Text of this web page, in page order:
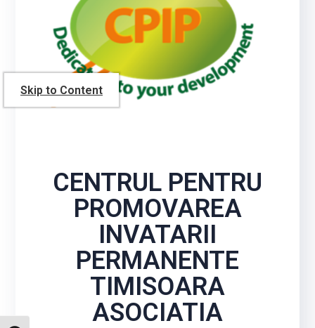
Skip to Content
CENTRUL PENTRU
PROMOVAREA
INVATARII
PERMANENTE
TIMISOARA
ASOCIATIA